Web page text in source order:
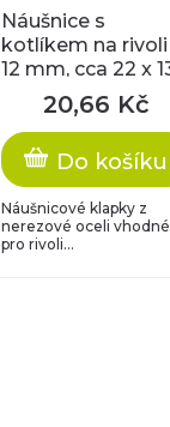
Náušnice s
kotlíkem na rivoli
12 mm, cca 22 x
20,66 Kč
Do košíku
Náušnicové klapky z
nerezové oceli vhodné
pro rivoli...